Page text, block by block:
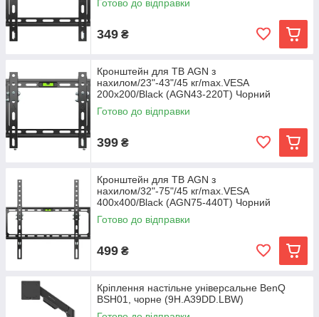
Готово до відправки
349 ₴
Кронштейн для ТВ AGN з
нахилом/23"-43"/45 кг/max.VESA
200x200/Black (AGN43-220T) Чорний
Готово до відправки
399 ₴
Кронштейн для ТВ AGN з
нахилом/32"-75"/45 кг/max.VESA
400x400/Black (AGN75-440T) Чорний
Готово до відправки
499 ₴
Кріплення настільне універсальне BenQ
BSH01, чорне (9H.A39DD.LBW)